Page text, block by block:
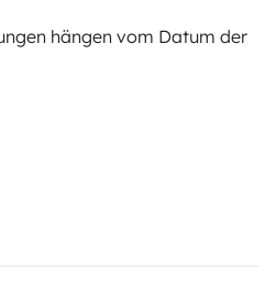
hängen vom Datum der